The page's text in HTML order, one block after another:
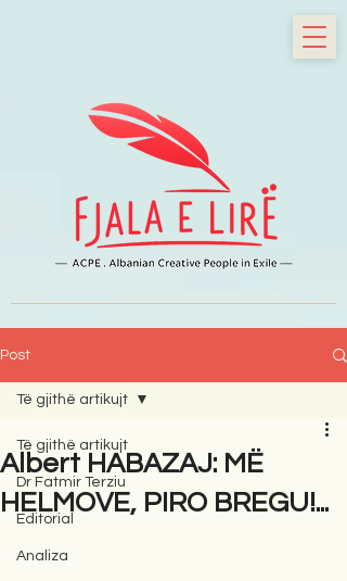
Post
Të gjithë artikujt
Dr Fatmir Terziu
Editorial
Analiza
Të gjithë artikujt
Albert HABAZAJ: MË
HELMOVE, PIRO BREGU!...